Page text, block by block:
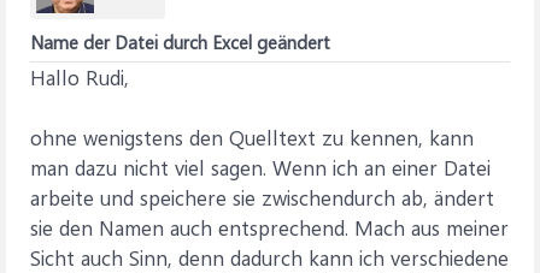
Name der Datei durch Excel geändert
Hallo Rudi,
ohne wenigstens den Quelltext zu kennen, kann
man dazu nicht viel sagen. Wenn ich an einer Datei
arbeite und speichere sie zwischendurch ab, ändert
sie den Namen auch entsprechend. Mach aus meiner
Sicht auch Sinn, denn dadurch kann ich verschiedene